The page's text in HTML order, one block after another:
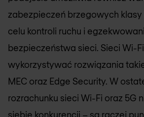
zabezpieczeń brzegowych
celu kontroli ruchu i
bezpieczeństwa sieci. Sieci Wi-
wykorzystywać rozwiązania
MEC oraz Edge Security. W
rozrachunku sieci Wi-Fi oraz 5G
siebie konkurencji – są raczej